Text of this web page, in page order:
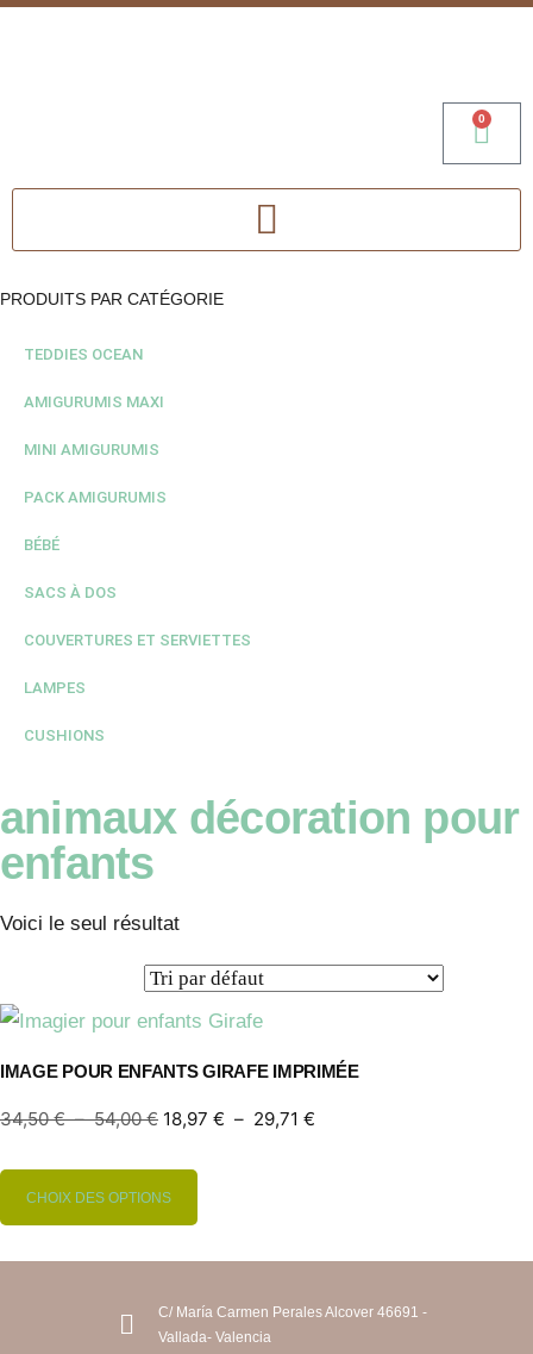
0
PRODUITS PAR CATÉGORIE
TEDDIES OCEAN
AMIGURUMIS MAXI
MINI AMIGURUMIS
PACK AMIGURUMIS
BÉBÉ
SACS À DOS
COUVERTURES ET SERVIETTES
LAMPES
CUSHIONS
animaux décoration pour
enfants
Voici le seul résultat
IMAGE POUR ENFANTS GIRAFE IMPRIMÉE
34,50€ – 54,00€ 18,97 € – 29,71 €
CHOIX DES OPTIONS
C/ María Carmen Perales Alcover 46691 -
Vallada- Valencia